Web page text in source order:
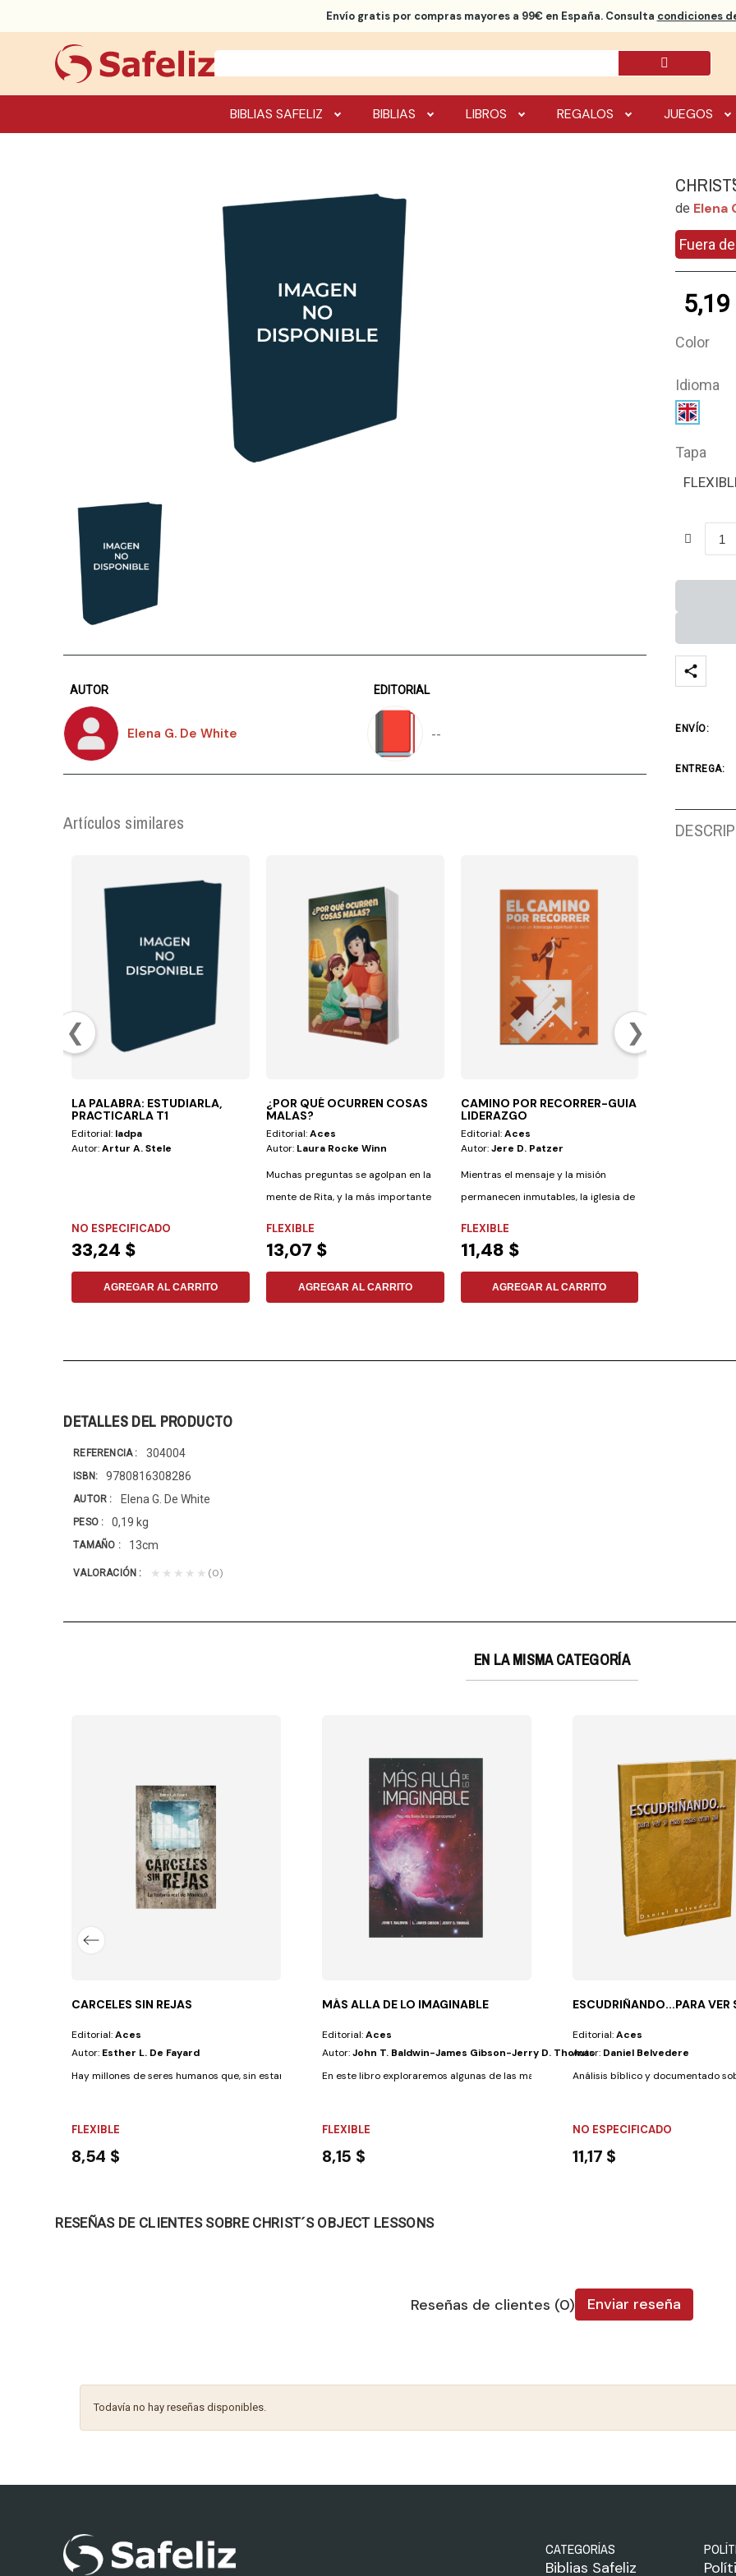
Envío gratispor compras mayores a 99€ en España. Consulta condiciones
BIBLIAS SAFELIZ BIBLIAS LIBROS REGALOS JUEGOS
AUTOR
Elena G. De White
EDITORIAL
--
Artículos similares
❮ ❯
LA PALABRA: ESTUDIARLA,
PRACTICARLA T1
Editorial: Iadpa
Autor:Artur A. Stele
NO ESPECIFICADO
33,24 $
AGREGAR AL CARRITO
¿POR QUÉ OCURREN COSAS
MALAS?
Editorial:Aces
Autor: Laura Rocke Winn
Muchas preguntas se agolpan en la
mente de Rita, y la más importante
FLEXIBLE
13,07 $
AGREGAR AL CARRITO
CAMINO POR RECORRER-GUIA
LIDERAZGO
Editorial:Aces
Autor:Jere D. Patzer
Mientras el mensaje y la misión
permanecen inmutables, la iglesia de
FLEXIBLE
11,48 $
AGREGAR AL CARRITO
de Elena
Fuera
5,19
Color
Idioma
Tapa
ENVÍO:
ENTREGA:
DETALLES DEL PRODUCTO
REFERENCIA 304004
ISBN 9780816308286
AUTOR Elena G. De White
PESO 0,19 kg
TAMAÑO 13cm
VALORACIÓN ★★★★★ (0)
EN LA MISMA CATEGORÍA
abandonara su tierra natal para partir...
CARCELES SIN REJAS
Editorial:Aces
Autor: Esther L. De Fayard
Hay millones de seres humanos que, sin estar tras el hierro de las rejas, son...
FLEXIBLE
8,54 $
MÁS ALLA DE LO IMAGINABLE
Editorial:Aces
Autor:John T. Baldwin-James Gibson-Jerry D. Thomas
En este libro exploraremos algunas de las maravillas del universo y de la vida en...
FLEXIBLE
8,15 $
ESCUDRIÑANDO...PARA VER
Editorial:Aces
Autor: Daniel Belvedere
Análisis bíblico y documentado
NO ESPECIFICADO
11,17 $
RESEÑAS DE CLIENTES SOBRE CHRIST´S OBJECT LESSONS
Reseñas de clientes (0) Enviar reseña
Todavía no hay reseñas disponibles.
CATEGORÍAS
Biblias Safeliz